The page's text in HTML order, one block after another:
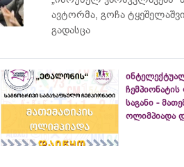
ავტორმა, გოჩა
გადასცა
საგანი -
ოლიმპიადა